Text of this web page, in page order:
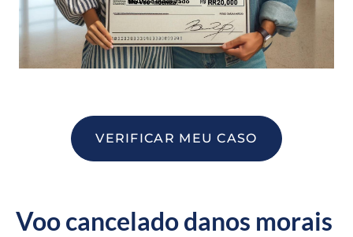
VERIFICAR MEU CASO
Voo cancelado danos morais